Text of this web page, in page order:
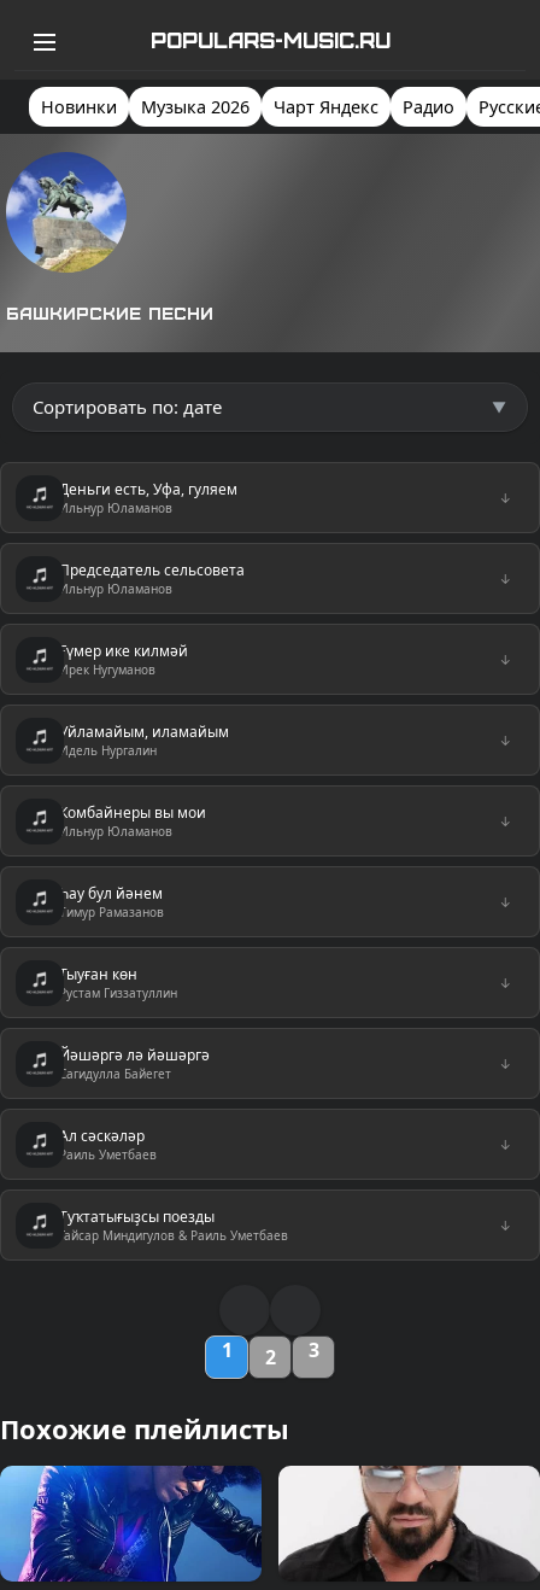
POPULARS-MUSIC.RU
Новинки Музыка 2026 Чарт Яндекс Радио
Башкирские песни
Деньги есть, Уфа, гуляем
Ильнур Юламанов
↓
Председатель сельсовета
Ильнур Юламанов
↓
Ғүмер ике килмәй
Ирек Нугуманов
↓
Уйламайым, иламайым
Идель Нургалин
↓
Комбайнеры вы мои
Ильнур Юламанов
↓
Һау бул йәнем
Тимур Рамазанов
↓
Тыуған көн
Рустам Гиззатуллин
↓
Йәшәргә лә йәшәргә
Сагидулла Байегет
↓
Ал сәскәләр
Раиль Уметбаев
↓
Туҡтатығыҙсы поезды
Гайсар Миндигулов & Раиль Уметбаев
↓
1 2 3
Похожие плейлисты